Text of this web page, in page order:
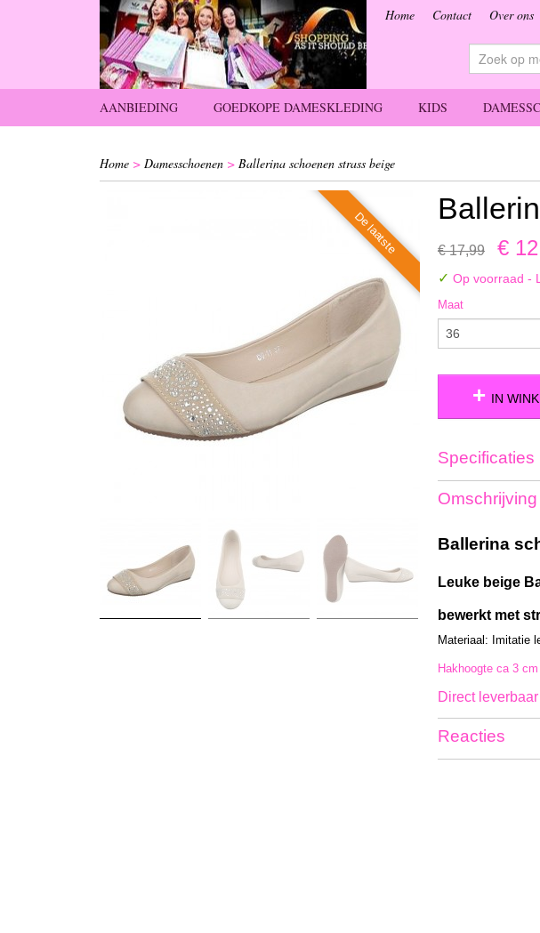
Home Contact Over ons
AANBIEDING GOEDKOPE DAMESKLEDING KIDS
Home > Damesschoenen > Ballerina schoenen strass beige
De laatste € 17,99 €
✓ Op voorraad -
Maat
IN
Specificaties
Productcode
Bruto gewicht
Omschrijving
Ballerina
Leuke beige
bewerkt met
Materiaal: Imitatie
Hakhoogte ca 3
Direct
Reacties